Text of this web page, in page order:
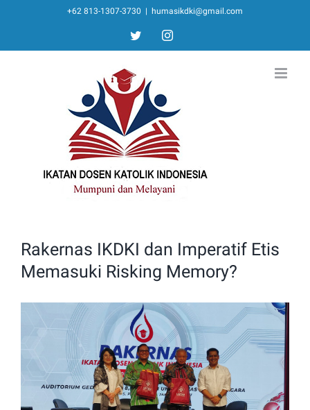
content
+62 813-1307-3730 | humasikdki@gmail.com
twitter instagram
Rakernas IKDKI dan Imperatif Etis
Memasuki Risking Memory?
Larger